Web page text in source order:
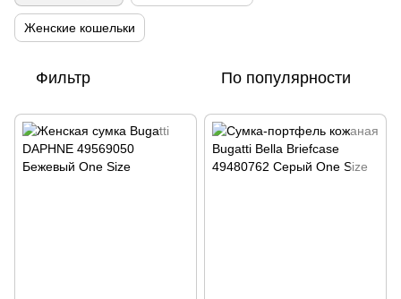
Женские кошельки
Фильтр По популярности